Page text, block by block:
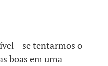
– se tentarmos o
boas em uma